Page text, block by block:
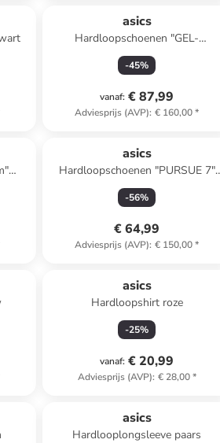
asics
Hardloopschoenen "GEL-
CUMULUS 28" zwart/wit
-45%
vanaf: € 87,99
Adviesprijs (AVP): € 160,00*
asics
Hardloopschoenen "PURSUE 7"
donkerblauw
-56%
€ 64,99
Adviesprijs (AVP): € 150,00*
asics
Hardloopshirt roze
-25%
vanaf: € 20,99
Adviesprijs (AVP): € 28,00*
asics
Hardlooplongsleeve paars